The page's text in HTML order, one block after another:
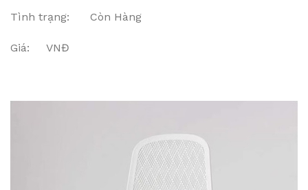
Tình trạng: Còn Hàng
Giá: VNĐ